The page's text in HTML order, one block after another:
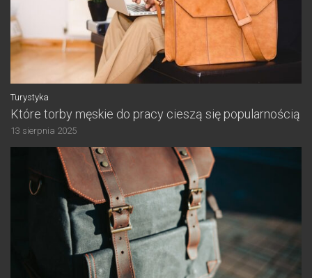
Turystyka
Które torby męskie do pracy cieszą się popularnością
13 sierpnia 2025